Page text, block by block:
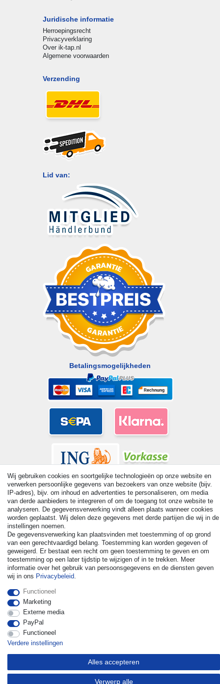
Juridische informatie
Herroepingsrecht
Privacyverklaring
Over ik-tap.nl
Algemene voorwaarden
Verzending
Lid van:
Betalingsmogelijkheden
© Copyright 2026 | Alle rechten voorbehouden. - All rights
| * Applies to deliveries to the UK!
Wij gebruiken cookies en soortgelijke technologieën op onze website en
verwerken persoonlijke gegevens van bezoekers van onze website (bijv.
IP-adres), bijv. om inhoud en advertenties te personaliseren, om media
van derde aanbieders te integreren of om de toegang tot onze website te
analyseren. De gegevensverwerking vindt alleen plaats wanneer cookies
worden geplaatst. Wij delen deze gegevens met derde partijen die wij in de
instellingen noemen.
De gegevensverwerking kan plaatsvinden met toestemming of op grond
van een gerechtvaardigd belang. Toestemming kan worden gegeven of
geweigerd. Er bestaat een recht om geen toestemming te geven en om
toestemming op een later tijdstip te wijzigen of in te trekken. Meer
informatie over het gebruik van persoonsgegevens en de diensten geven
wij in ons Privacybeleid.
Functioneel
Marketing
Externe media
PayPal
Functioneel
Verdere instellingen
Alles accepteren
Verwerp alle
Herroepingsrecht uitoefenen Contact